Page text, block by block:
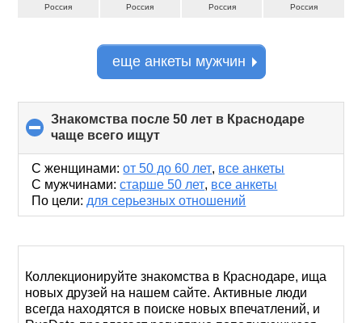
Россия
Россия
Россия
Россия
еще анкеты мужчин
Знакомства после 50 лет в Краснодаре
чаще всего ищут
to
collapse
contents
С женщинами: от 50 до 60 лет, все анкеты
С мужчинами: старше 50 лет, все анкеты
По цели: для серьезных отношений
Коллекционируйте знакомства в Краснодаре, ища
новых друзей на нашем сайте. Активные люди
всегда находятся в поиске новых впечатлений, и